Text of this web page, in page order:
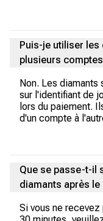
Puis-je utiliser les
plusieurs
Non. Les
sur l'identifiant de
lors du paiement.
d'un compte à
Que se passe-t-il
diamants après le
Si vous ne recevez